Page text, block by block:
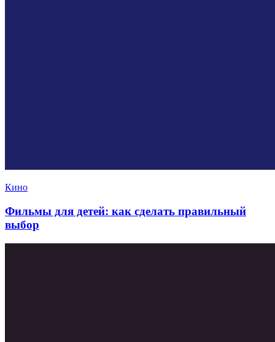
Кино
Фильмы для детей: как сделать правильный
выбор